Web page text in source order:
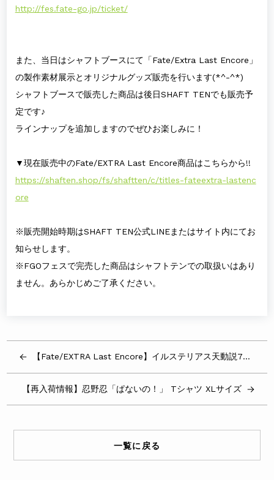
http://fes.fate-go.jp/ticket/
また、当日はシャフトブースにて「Fate/Extra Last Encore」
の製作素材展示とオリジナルグッズ販売を行います(*^-^*)
シャフトブースで販売した商品は後日SHAFT TENでも販売予
定です♪
ラインナップを追加しますのでぜひお楽しみに！
▼現在販売中のFate/EXTRA Last Encore商品はこちらから!!
https://shaften.shop/fs/shaftten/c/titles-fateextra-lastenc
ore
※販売開始時期はSHAFT TEN公式LINEまたはサイト内にてお
知らせします。
※FGOフェスで完売した商品はシャフトテンでの取扱いはあり
ません。あらかじめご了承ください。
【Fate/EXTRA Last Encore】イルステリアス天動説7月29日(日)OA！
【再入荷情報】忍野忍「ぱないの！」 Tシャツ XLサイズ
一覧に戻る